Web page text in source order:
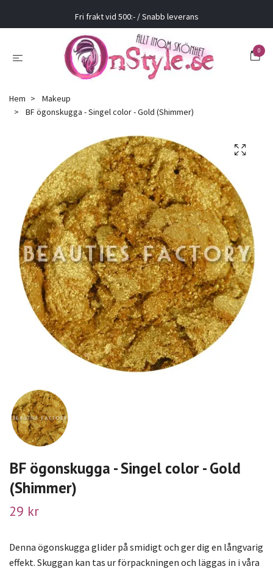
Fri frakt vid 500:- / Snabb leverans
0
Hem
Makeup
BF ögonskugga - Singel color - Gold (Shimmer)
BF ögonskugga - Singel color - Gold
(Shimmer)
29 kr
Denna ögonskugga glider på smidigt och ger dig en långvarig
effekt. Skuggan kan tas ur förpackningen och läggas in i våra